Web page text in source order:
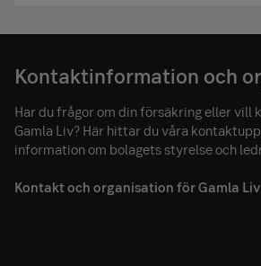
Kontaktinformation och
Har du frågor om din försäkring eller vill
Gamla Liv? Här hittar du våra
information om bolagets styrelse och
Kontakt och organisation för Gamla Liv